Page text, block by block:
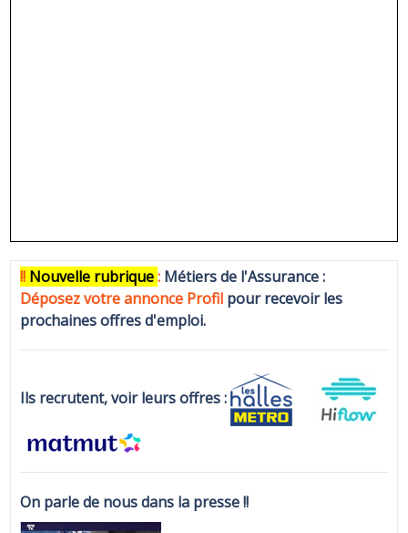
!! Nouvelle rubrique: Métiers de l'Assurance :
Déposez votre annonce Profil pour recevoir les
prochaines offres d'emploi.
Ils recrutent, voir leurs offres :
On parle de nous dans la presse !!